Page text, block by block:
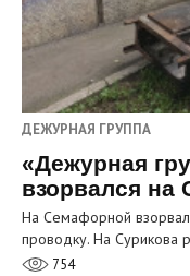
ДЕЖУРНАЯ ГРУППА
«Дежурная
взорвался
На Семафорной
проводку. На Сурикова
754